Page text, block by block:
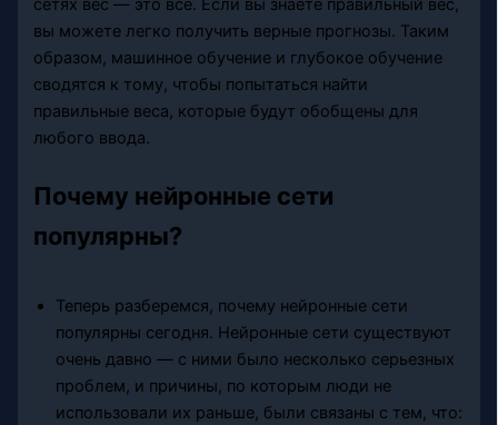
сетях вес — это все. Если вы знаете правильный вес,
вы можете легко получить верные прогнозы. Таким
образом, машинное обучение и глубокое обучение
сводятся к тому, чтобы попытаться найти
правильные веса, которые будут обобщены для
любого ввода.
Почему нейронные сети
популярны?
Теперь разберемся, почему нейронные сети
популярны сегодня. Нейронные сети существуют
очень давно — с ними было несколько серьезных
проблем, и причины, по которым люди не
использовали их раньше, были связаны с тем, что: